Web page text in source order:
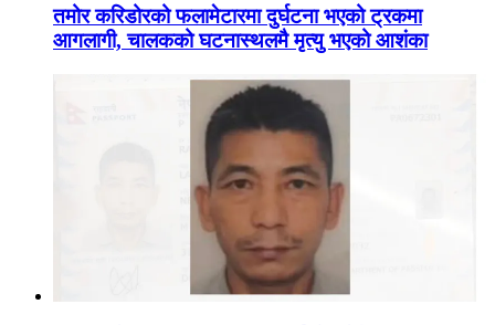
तमोर करिडोरको फलामेटारमा दुर्घटना भएको ट्रकमा
आगलागी, चालकको घटनास्थलमै मृत्यु भएको आशंका